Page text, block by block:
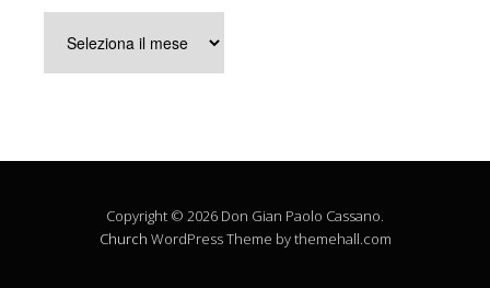
Copyright © 2026 Don Gian Paolo Cassano.
Church WordPress Theme by themehall.com